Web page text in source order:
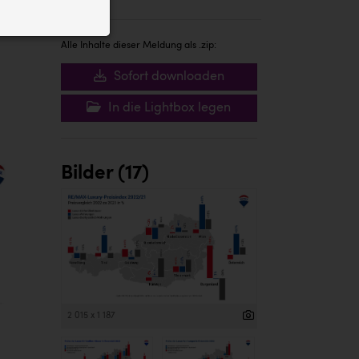
Alle Inhalte dieser Meldung als .zip:
Sofort downloaden
In die Lightbox legen
Bilder (17)
2 015 x 1 187
Website